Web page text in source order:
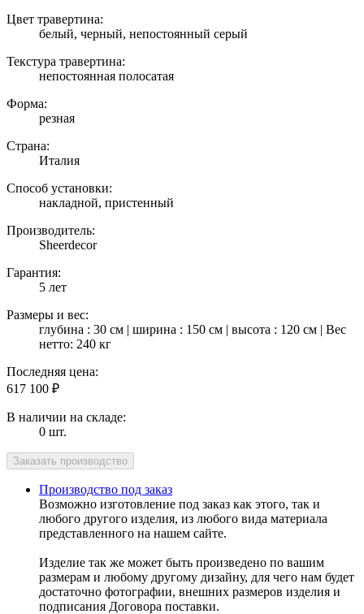
Цвет травертина:
белый, черный, непостоянный серый
Текстура травертина:
непостоянная полосатая
Форма:
резная
Страна:
Италия
Способ установки:
накладной, пристенный
Производитель:
Sheerdecor
Гарантия:
5 лет
Размеры и вес:
глубина : 30 см | ширина : 150 см | высота : 120 см | Вес
нетто: 240 кг
Последняя цена:
617 100 ₽
В наличии на складе:
0 шт.
Производство под заказ
Возможно изготовление под заказ как этого, так и
любого другого изделия, из любого вида материала
представленного на нашем сайте.
Изделие так же может быть произведено по вашим
размерам и любому другому дизайну, для чего нам будет
достаточно фотографии, внешних размеров изделия и
подписания Договора поставки.